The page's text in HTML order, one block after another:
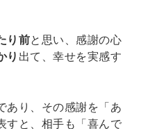
り前と思い、感謝の心
り 出て、幸せを実感す
あり、その感謝を「あ
すと、相手も「喜んで